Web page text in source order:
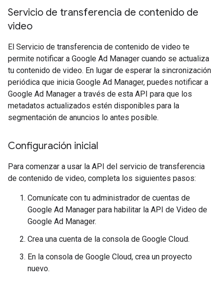
Servicio de transferencia de contenido de
video
El Servicio de transferencia de contenido de video te
permite notificar a Google Ad Manager cuando se actualiza
tu contenido de video. En lugar de esperar la sincronización
periódica que inicia Google Ad Manager, puedes notificar a
Google Ad Manager a través de esta API para que los
metadatos actualizados estén disponibles para la
segmentación de anuncios lo antes posible.
Configuración inicial
Para comenzar a usar la API del servicio de transferencia
de contenido de video, completa los siguientes pasos:
Comunícate con tu administrador de cuentas de
Google Ad Manager para habilitar la API de Video de
Google Ad Manager.
Crea una cuenta de la consola de Google Cloud.
En la consola de Google Cloud, crea un proyecto
nuevo.